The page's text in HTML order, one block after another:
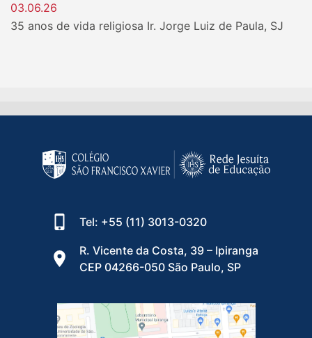
03.06.26
35 anos de vida religiosa Ir. Jorge Luiz de Paula, SJ
Tel: +55 (11) 3013-0320
R. Vicente da Costa, 39 – Ipiranga
CEP 04266-050 São Paulo, SP